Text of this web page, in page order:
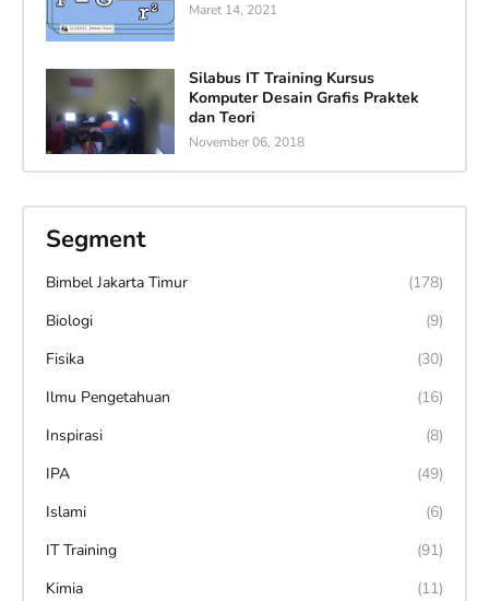
Maret 14, 2021
Silabus IT Training Kursus
Komputer Desain Grafis Praktek
dan Teori
November 06, 2018
Segment
Bimbel Jakarta Timur
(178)
Biologi
(9)
Fisika
(30)
Ilmu Pengetahuan
(16)
Inspirasi
(8)
IPA
(49)
Islami
(6)
IT Training
(91)
Kimia
(11)